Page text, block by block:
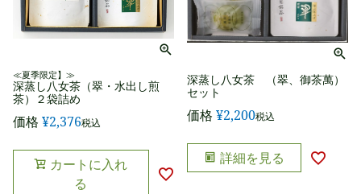
≪夏季限定】≫
深蒸し八女茶（翠・水出し煎
茶）２袋詰め
価格 ¥2,376税込
カートに入れ
る
深蒸し八女茶 （翠、御茶萬）
セット
価格 ¥2,200税込
詳細を見る